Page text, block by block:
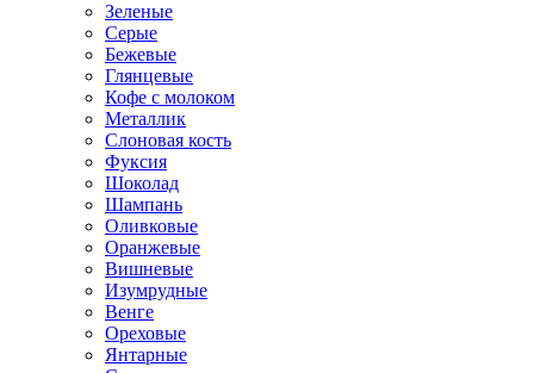
Зеленые
Серые
Бежевые
Глянцевые
Кофе с молоком
Металлик
Слоновая кость
Фуксия
Шоколад
Шампань
Оливковые
Оранжевые
Вишневые
Изумрудные
Венге
Ореховые
Янтарные